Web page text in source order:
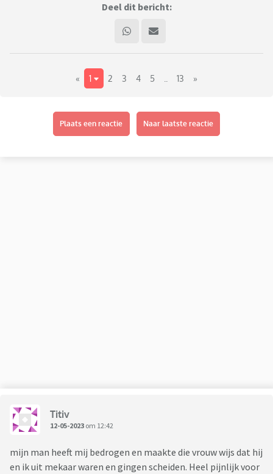
Deel dit bericht:
« 1 2 3 4 5 13 »
Plaats een reactie Naar laatste reactie
Titiv
12-05-2023 om 12:42
mijn man heeft mij bedrogen en maakte die vrouw wijs dat hij
en ik uit mekaar waren en gingen scheiden. Heel pijnlijk voor